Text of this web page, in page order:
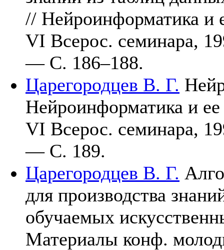
// Нейроинформатика и
VI Всерос. семинара,
— С. 186–188.
Царегородцев В. Г.
Нейроинформатика и
VI Всерос. семинара,
— С. 189.
Царегородцев В. Г.
для производства
обучаемых
Материалы конф.